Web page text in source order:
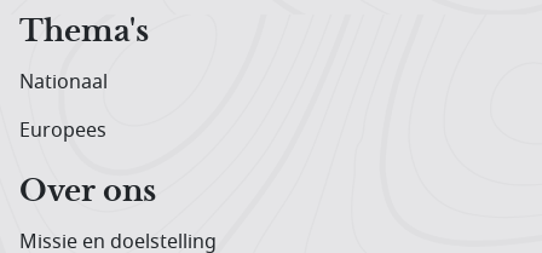
Thema's
Nationaal
Europees
Over ons
Missie en doelstelling